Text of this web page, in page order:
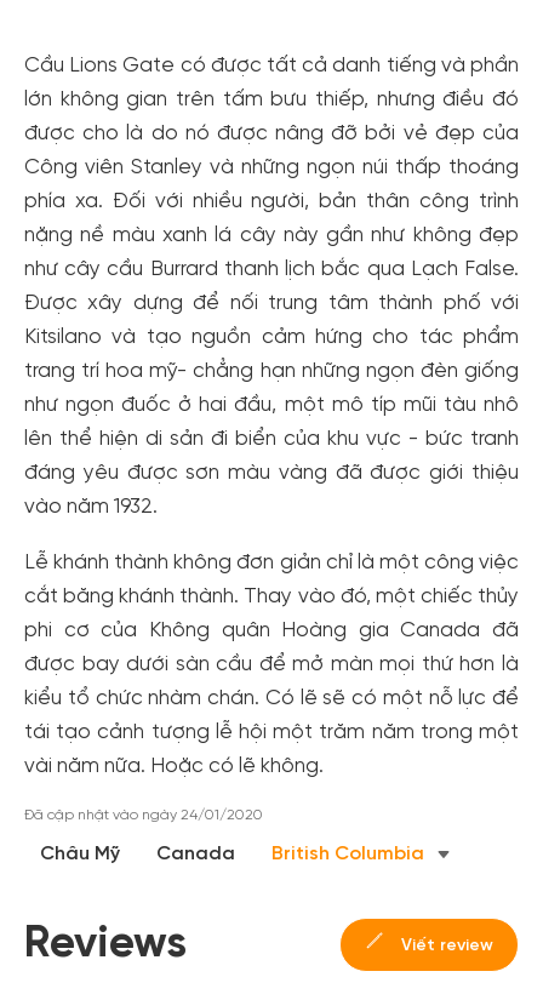
Cầu Lions Gate có được tất cả danh tiếng và phần
lớn không gian trên tấm bưu thiếp, nhưng điều đó
được cho là do nó được nâng đỡ bởi vẻ đẹp của
Công viên Stanley và những ngọn núi thấp thoáng
phía xa. Đối với nhiều người, bản thân công trình
nặng nề màu xanh lá cây này gần như không đẹp
như cây cầu Burrard thanh lịch bắc qua Lạch False.
Được xây dựng để nối trung tâm thành phố với
Kitsilano và tạo nguồn cảm hứng cho tác phẩm
trang trí hoa mỹ- chẳng hạn những ngọn đèn giống
như ngọn đuốc ở hai đầu, một mô típ mũi tàu nhô
lên thể hiện di sản đi biển của khu vực - bức tranh
đáng yêu được sơn màu vàng đã được giới thiệu
vào năm 1932.
Lễ khánh thành không đơn giản chỉ là một công việc
cắt băng khánh thành. Thay vào đó, một chiếc thủy
phi cơ của Không quân Hoàng gia Canada đã
được bay dưới sàn cầu để mở màn mọi thứ hơn là
kiểu tổ chức nhàm chán. Có lẽ sẽ có một nỗ lực để
tái tạo cảnh tượng lễ hội một trăm năm trong một
vài năm nữa. Hoặc có lẽ không.
Đã cập nhật vào ngày 24/01/2020
Châu Mỹ Canada British Columbia
Reviews Viết review
Tạo tài khoản nhanh - nhận nhiều ưu
đãi!
Tạo tài khoản để có thểnhận ngay các ưu đãihấp dẫn
dành cho thành viên đến từ các đối tác của Gody.vn dành
Đăng ký
Hoặc đăng nhập bằng